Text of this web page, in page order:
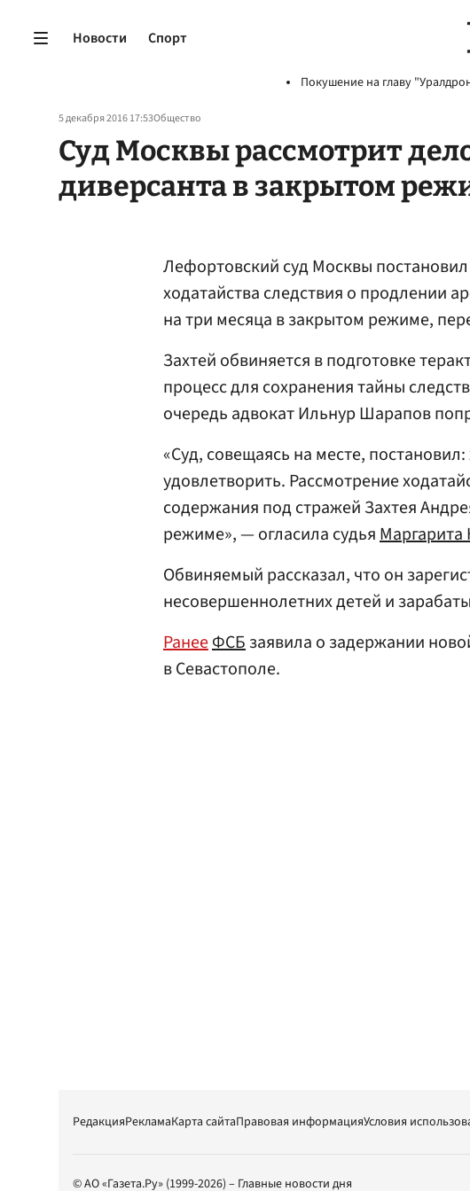
Новости Спорт
Покушение на главу
5 декабря 2016 17:53Общество
Суд Москвы рассмотрит
диверсанта в закрытом
Лефортовский суд Москвы
ходатайства следствия о продлении
на три месяца в закрытом режиме,
Захтей обвиняется в подготовке
процесс для сохранения тайны
очередь адвокат Ильнур Шарапов
«Суд, совещаясь на месте,
удовлетворить. Рассмотрение
содержания под стражей Захтея
режиме», — огласила судьяМаргарита
Обвиняемый рассказал, что он
несовершеннолетних детей и
РанееФСБзаявила о задержании
в Севастополе.
РедакцияРекламаКарта сайтаПравовая информацияУсловия
© АО «Газета.Ру» (1999-2026) – Главные новости дня